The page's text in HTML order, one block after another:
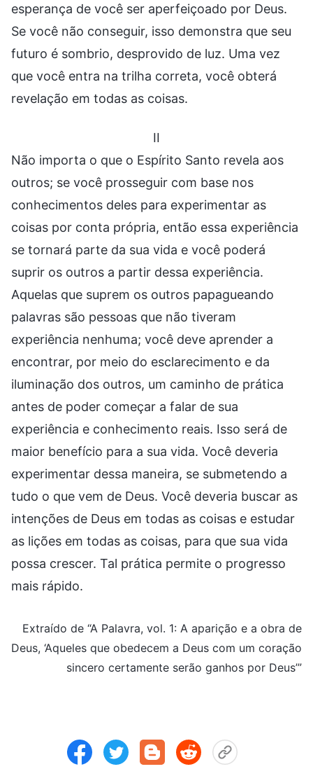
esperança de você ser aperfeiçoado por Deus.
Se você não conseguir, isso demonstra que seu
futuro é sombrio, desprovido de luz. Uma vez
que você entra na trilha correta, você obterá
revelação em todas as coisas.
II
Não importa o que o Espírito Santo revela aos
outros; se você prosseguir com base nos
conhecimentos deles para experimentar as
coisas por conta própria, então essa experiência
se tornará parte da sua vida e você poderá
suprir os outros a partir dessa experiência.
Aquelas que suprem os outros papagueando
palavras são pessoas que não tiveram
experiência nenhuma; você deve aprender a
encontrar, por meio do esclarecimento e da
iluminação dos outros, um caminho de prática
antes de poder começar a falar de sua
experiência e conhecimento reais. Isso será de
maior benefício para a sua vida. Você deveria
experimentar dessa maneira, se submetendo a
tudo o que vem de Deus. Você deveria buscar as
intenções de Deus em todas as coisas e estudar
as lições em todas as coisas, para que sua vida
possa crescer. Tal prática permite o progresso
mais rápido.
Extraído de “A Palavra, vol. 1: A aparição e a obra de
Deus, ‘Aqueles que obedecem a Deus com um coração
sincero certamente serão ganhos por Deus’”